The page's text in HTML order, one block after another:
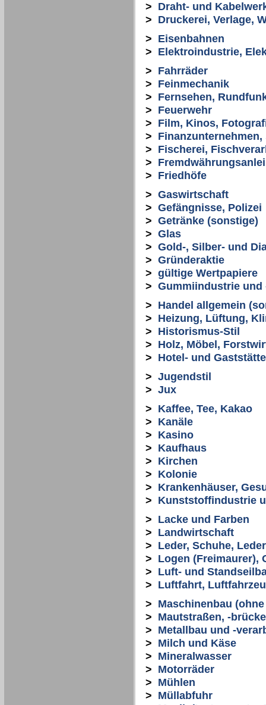
> Draht- und
> Druckerei, Verlage,
> Eisenbahnen
> Elektroindustrie,
> Fahrräder
> Feinmechanik
> Fernsehen,
> Feuerwehr
> Film, Kinos,
>
> Fischerei,
>
> Friedhöfe
> Gaswirtschaft
> Gefängnisse, Polizei
> Getränke (sonstige)
> Glas
> Gold-, Silber- und
> Gründeraktie
> gültige Wertpapiere
> Gummiindustrie und
> Handel allgemein
> Heizung, Lüftung,
> Historismus-Stil
> Holz, Möbel,
> Hotel- und
> Jugendstil
> Jux
> Kaffee, Tee, Kakao
> Kanäle
> Kasino
> Kaufhaus
> Kirchen
> Kolonie
> Krankenhäuser,
> Kunststoffindustrie
> Lacke und Farben
> Landwirtschaft
> Leder, Schuhe,
> Logen (Freimaurer),
> Luft- und
> Luftfahrt,
> Maschinenbau
> Mautstraßen, -
> Metallbau und -
> Milch und Käse
> Mineralwasser
> Motorräder
> Mühlen
> Müllabfuhr